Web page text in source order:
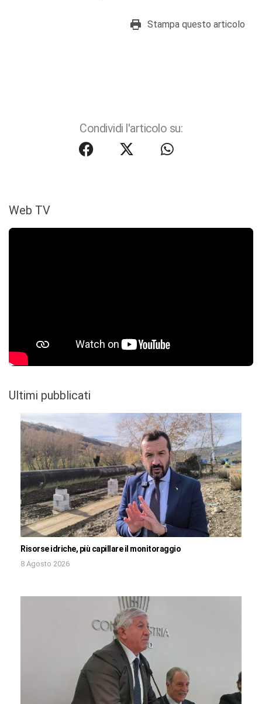
Stampa questo articolo
Condividi l'articolo su:
Web TV
Ultimi pubblicati
Risorse idriche, più capillare il monitoraggio
8 Agosto 2026